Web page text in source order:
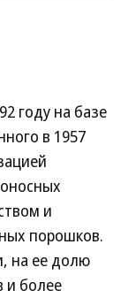
году на базе
в 1957
и
порошков.
на ее долю
и более